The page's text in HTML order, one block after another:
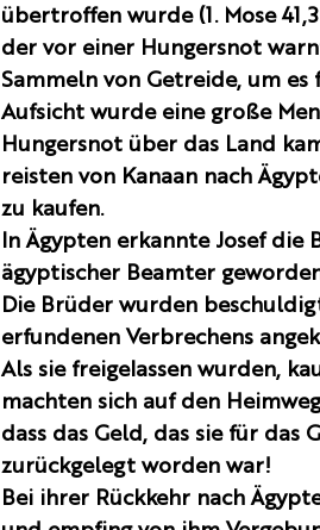
übertroffen wurde (1. Mose
der vor einer Hungersnot
Sammeln von Getreide, um es
Aufsicht wurde eine große
Hungersnot über das Land
reisten von Kanaan nach
zu kaufen.
In Ägypten erkannte Josef
ägyptischer Beamter
Die Brüder wurden
erfundenen Verbrechens
Als sie freigelassen wurden,
machten sich auf den
dass das Geld, das sie für das
zurückgelegt worden war!
Bei ihrer Rückkehr nach